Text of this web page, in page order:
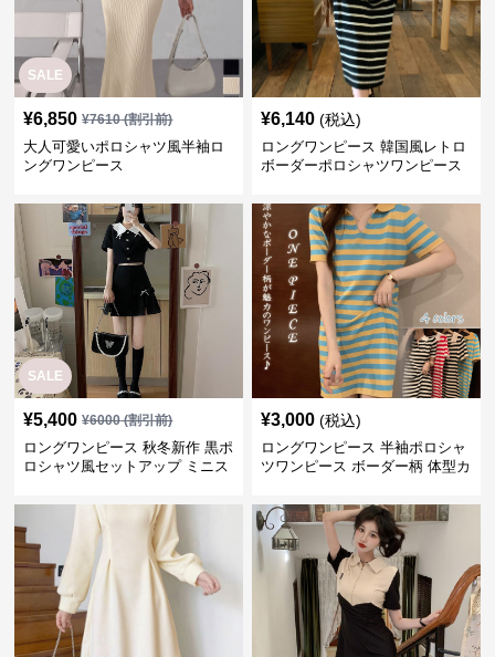
SALE
¥6,850 ¥7610(割引前)
大人可愛いポロシャツ風半袖ロ
ングワンピース
¥6,140 (税込)
ロングワンピース 韓国風レトロ
ボーダーポロシャツワンピース
SALE
¥5,400 ¥6000(割引前)
ロングワンピース 秋冬新作 黒ポ
ロシャツ風セットアップ ミニス
¥3,000 (税込)
ロングワンピース 半袖ポロシャ
ツワンピース ボーダー柄 体型カ